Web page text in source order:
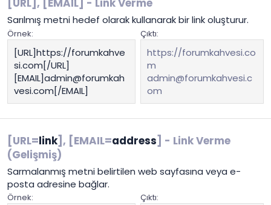
[URL], [EMAIL] - Link Verme
Sarılmış metni hedef olarak kullanarak bir link oluşturur.
Örnek:
[URL]https://forumkahve
si.com[/URL]
[EMAIL]admin@forumkah
vesi.com[/EMAIL]
Çıktı:
https://forumkahvesi.co
m
admin@forumkahvesi.c
om
[URL=link], [EMAIL=address] - Link Verme
(Gelişmiş)
Sarmalanmış metni belirtilen web sayfasına veya e-
posta adresine bağlar.
Örnek: Çıktı: